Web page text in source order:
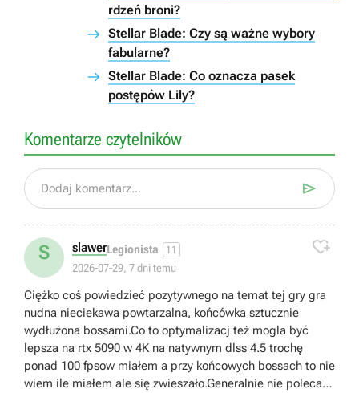
rdzeń broni?
Stellar Blade: Czy są ważne wybory
fabularne?
Stellar Blade: Co oznacza pasek
postępów Lily?
Komentarze czytelników
Dodaj komentarz... 
S slawerLegionista 11
2026-07-29, 7 dni temu

Ciężko coś powiedzieć pozytywnego na temat tej gry gra
nudna nieciekawa powtarzalna, końcówka sztucznie
wydłużona bossami.Co to optymalizacj też mogla być
lepsza na rtx 5090 w 4K na natywnym dlss 4.5 trochę
ponad 100 fpsow miałem a przy końcowych bossach to nie
wiem ile miałem ale się zwieszało.Generalnie nie polecam